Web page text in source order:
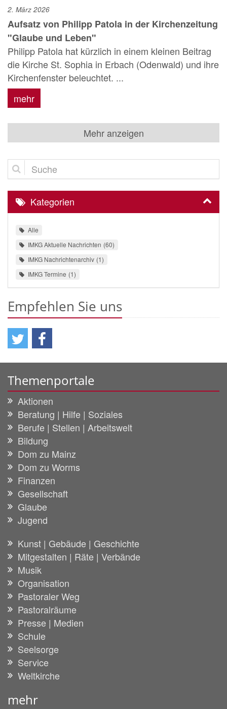
2. März 2026
Aufsatz von Philipp Patola in der Kirchenzeitung
"Glaube und Leben"
Philipp Patola hat kürzlich in einem kleinen Beitrag
die Kirche St. Sophia in Erbach (Odenwald) und ihre
Kirchenfenster beleuchtet. ...
mehr
Mehr anzeigen
Suche
Kategorien
Alle
IMKG Aktuelle Nachrichten 60
IMKG Nachrichtenarchiv 1
IMKG Termine 1
Empfehlen Sie uns
Themenportale
Aktionen
Beratung | Hilfe | Soziales
Berufe | Stellen | Arbeitswelt
Bildung
Dom zu Mainz
Dom zu Worms
Finanzen
Gesellschaft
Glaube
Jugend
Kunst | Gebäude | Geschichte
Mitgestalten | Räte | Verbände
Musik
Organisation
Pastoraler Weg
Pastoralräume
Presse | Medien
Schule
Seelsorge
Service
Weltkirche
mehr